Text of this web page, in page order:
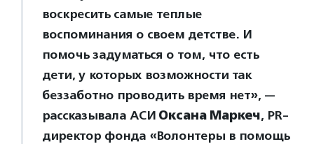
воскресить самые теплые
воспоминания о своем детстве. И
помочь задуматься о том, что есть
дети, у которых возможности так
беззаботно проводить время нет», —
рассказывала АСИ Оксана Маркеч, PR-
директор фонда «Волонтеры в помощь